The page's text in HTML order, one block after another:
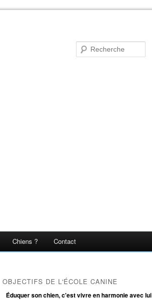
Chiens ? Contact
OBJECTIFS DE L'ÉCOLE CANINE
Éduquer son chien, c'est vivre en harmonie avec lui